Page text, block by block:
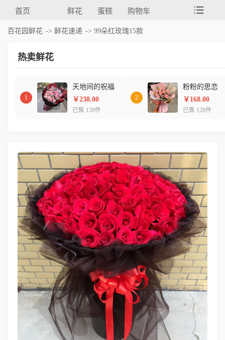
首页 鲜花 蛋糕 购物车
百花园鲜花 -> 鲜花速递 -> 99朵红玫瑰15款
热卖鲜花
1
天地间的祝福
￥238.00
已售 139件
2
粉粉的思恋
￥168.00
已售 128件